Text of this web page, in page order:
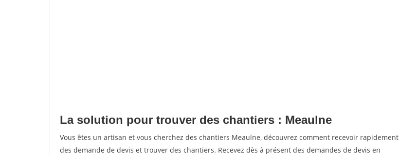
La solution pour trouver des chantiers : Meaulne
Vous êtes un artisan et vous cherchez des chantiers Meaulne, découvrez comment recevoir rapidement
des demande de devis et trouver des chantiers. Recevez dès à présent des demandes de devis en